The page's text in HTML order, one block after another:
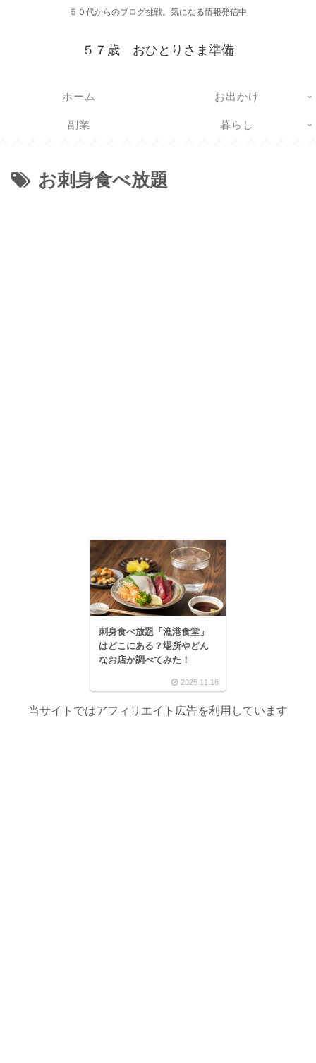
５０代からのブログ挑戦。気になる情報発信中
５７歳 おひとりさま準備
ホーム お出かけ
副業 暮らし
お刺身食べ放題
刺身食べ放題「漁港食堂」
はどこにある？場所やどん
なお店か調べてみた！
2025.11.16
当サイトではアフィリエイト広告を利用しています